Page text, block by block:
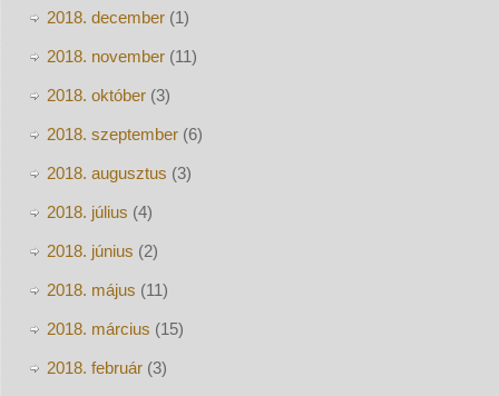
2018. december(1)
2018. november(11)
2018. október(3)
2018. szeptember(6)
2018. augusztus (3)
2018. július (4)
2018. június (2)
2018. május (11)
2018. március (15)
2018. február(3)